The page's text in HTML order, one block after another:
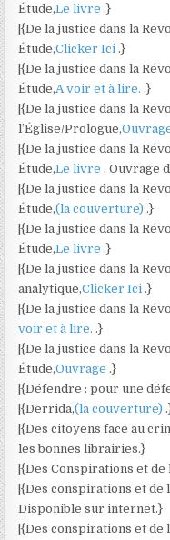
Étude,Le livre .}
|{De la justice dans la
Étude,Clicker Ici .}
|{De la justice dans la
Étude,A voir et à lire. .}
|{De la justice dans la
l’Église/Prologue,
|{De la justice dans la
Étude,Le livre . Ouvrage
|{De la justice dans la
Étude,(la couverture) .}
|{De la justice dans la
Étude,Le livre .}
|{De la justice dans la
analytique,Clicker Ici .}
|{De la justice dans la
voir et à lire. .}
|{De la justice dans la
Étude,Ouvrage .}
|{Défendre : pour une
|{Derrida,(la couverture)
|{Des citoyens face au
les bonnes librairies.}
|{Des Conspirations et
|{Des conspirations et de
Disponible sur internet.}
|{Des conspirations et